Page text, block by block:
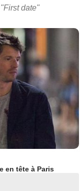
date"
en tête à Paris